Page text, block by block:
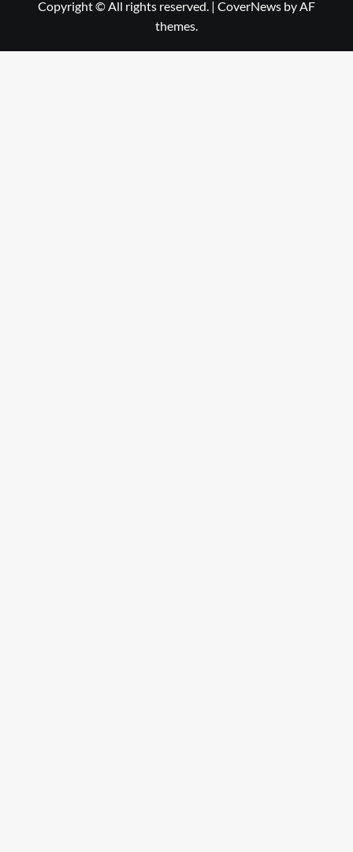
Copyright © All rights reserved. | CoverNews by AF
themes.